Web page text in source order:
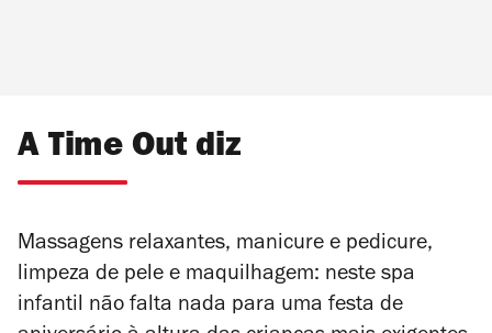
A Time Out diz
Massagens relaxantes, manicure e pedicure,
limpeza de pele e maquilhagem: neste spa
infantil não falta nada para uma festa de